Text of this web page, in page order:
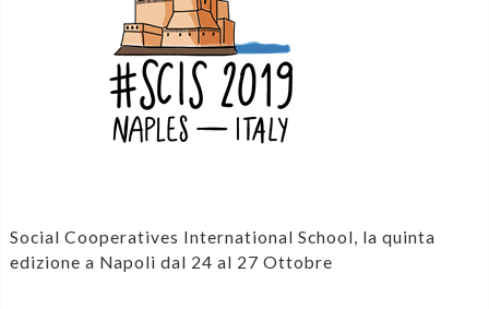
Social Cooperatives International School, la quinta
edizione a Napoli dal 24 al 27 Ottobre